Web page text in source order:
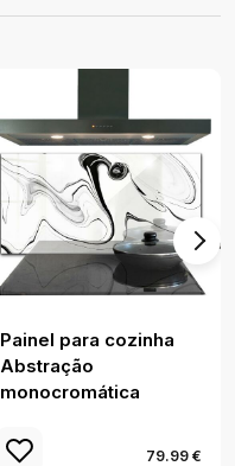
Painel para cozinha
Abstração
monocromática
79.99 €